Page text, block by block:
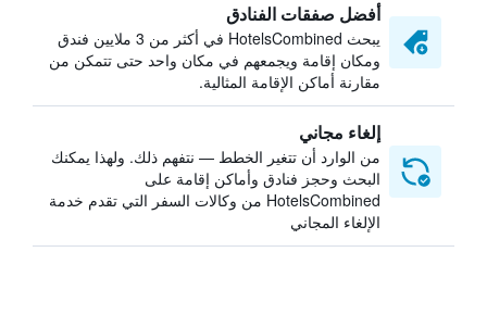
أفضل صفقات الفنادق
يبحث HotelsCombined في أكثر من 3 ملايين فندق
ومكان إقامة ويجمعهم في مكان واحد حتى تتمكن من
مقارنة أماكن الإقامة المثالية.
إلغاء مجاني
من الوارد أن تتغير الخطط — نتفهم ذلك. ولهذا يمكنك
البحث وحجز فنادق وأماكن إقامة على
HotelsCombined من وكالات السفر التي تقدم خدمة
الإلغاء المجاني